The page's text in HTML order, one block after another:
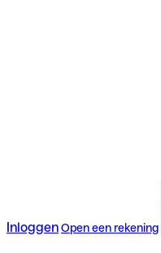
InloggenOpen een rekening